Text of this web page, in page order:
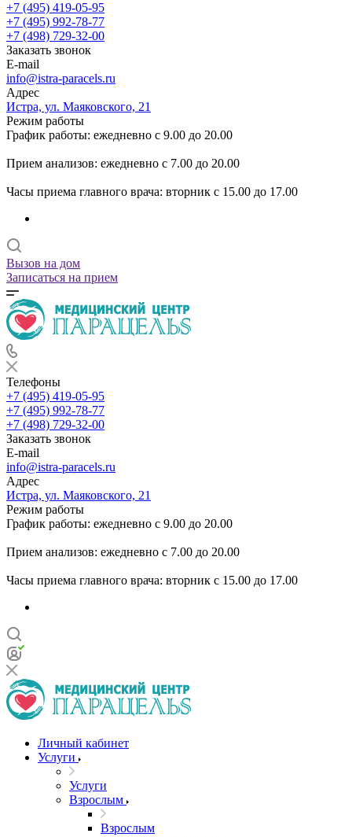
+7 (495) 419-05-95
+7 (495) 992-78-77
+7 (498) 729-32-00
Заказать звонок
E-mail
info@istra-paracels.ru
Адрес
Истра, ул. Маяковского, 21
Режим работы
График работы: ежедневно с 9.00 до 20.00
Прием анализов: ежедневно с 7.00 до 20.00
Часы приема главного врача: вторник с 15.00 до 17.00
Вызов на дом
Записаться на прием
Телефоны
+7 (495) 419-05-95
+7 (495) 992-78-77
+7 (498) 729-32-00
Заказать звонок
E-mail
info@istra-paracels.ru
Адрес
Истра, ул. Маяковского, 21
Режим работы
График работы: ежедневно с 9.00 до 20.00
Прием анализов: ежедневно с 7.00 до 20.00
Часы приема главного врача: вторник с 15.00 до 17.00
Личный кабинет
Услуги
Услуги
Взрослым
Взрослым